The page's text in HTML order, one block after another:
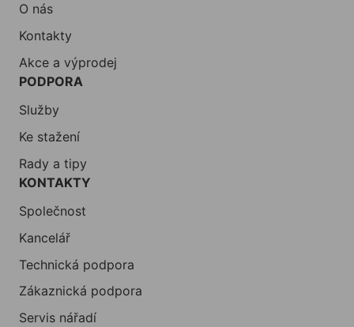
O nás
Kontakty
Akce a výprodej
PODPORA
Služby
Ke stažení
Rady a tipy
KONTAKTY
Společnost
Kancelář
Technická podpora
Zákaznická podpora
Servis nářadí